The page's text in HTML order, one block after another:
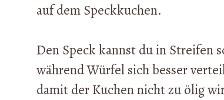
auf dem Speckkuchen.
Den Speck kannst du in Streifen
während Würfel sich besser
damit der Kuchen nicht zu ölig